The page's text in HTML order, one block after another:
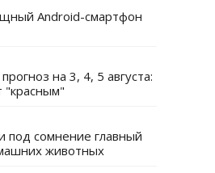
Android-смартфон
на 3, 4, 5 августа:
"красным"
под сомнение главный
животных